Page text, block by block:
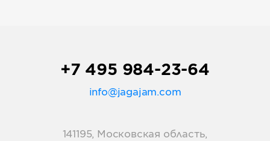
+7 495 984-23-64
info@jagajam.com
141195, Московская область,